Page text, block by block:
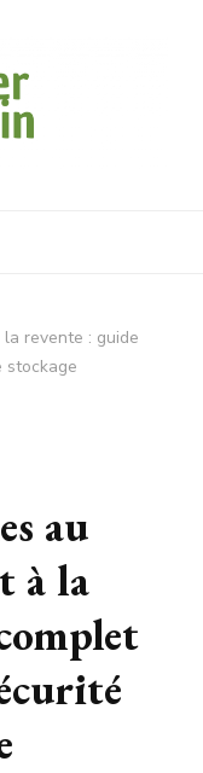
revente : guide
stockage
au
à la